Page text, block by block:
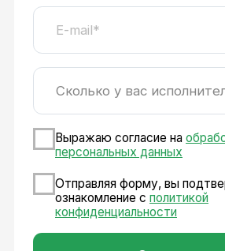
Работа с реестрами
Автоматизация
вручную налоговый статус каждого
самозанятого при массовых
за вас в автоматическом режиме
по договору ГПХ, самозанятым
и ИП на карту или расчётный счёт